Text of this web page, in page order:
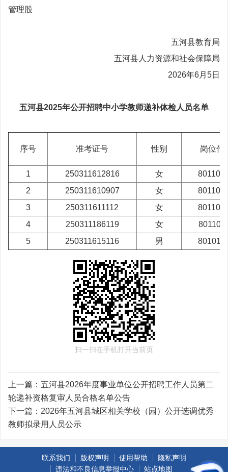
管理股
五河县教育局
五河县人力资源和社会保障局
2026年6月5日
五河县2025年公开招聘中小学教师递补体检人员名单
序号 准考证号 性别 岗位代
1 250311612816 女
2
250311610907 女
3
250311611112 女
4
250311186119 女
5
250311615116 男
扫一扫在手机打开当前页
上一篇： 五河县2026年度事业单位公开招聘工作人员第二
轮递补资格复审人员合格名单公告
下一篇： 2026年五河县城区相关学校（园）公开选调优秀
教师拟录用人员公示
联系我们 版权声明 使用帮助
隐私声明
违法和不良信息举报中心
站点地图